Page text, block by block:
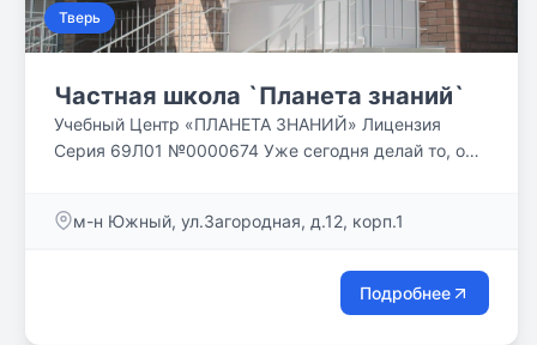
Тверь
Частная школа `Планета знаний`
Учебный Центр «ПЛАНЕТА ЗНАНИЙ» Лицензия
Серия 69Л01 №0000674 Уже сегодня делай то, о
м-н Южный, ул.Загородная, д.12, корп.1
Подробнее